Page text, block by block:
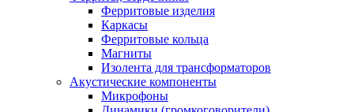
Ферритовые изделия
Каркасы
Ферритовые кольца
Магниты
Изолента для трансформаторов
Акустические компоненты
Микрофоны